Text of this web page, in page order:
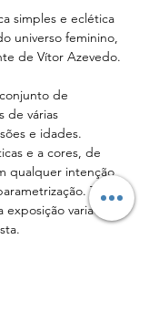
simples e eclética
universo feminino,
de Vítor Azevedo.
de
de várias
e idades.
e a cores, de
qualquer intenção
Tal
variada,